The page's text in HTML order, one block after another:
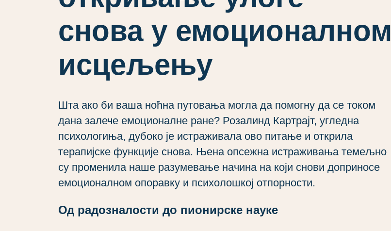
снова у емоционалном
исцељењу
Шта ако би ваша ноћна путовања могла да помогну да се током
дана залече емоционалне ране? Розалинд Картрајт, угледна
психологиња, дубоко је истраживала ово питање и открила
терапијске функције снова. Њена опсежна истраживања темељно
су променила наше разумевање начина на који снови доприносе
емоционалном опоравку и психолошкој отпорности.
Од радозналости до пионирске науке